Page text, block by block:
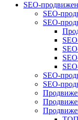
SEO-
SEO-
SEO-
SEO-
SEO-